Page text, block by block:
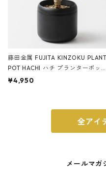
藤田金属 FUJITA KINZOKU PLANT
POT HACHI ハチ プランターポッ
ト 3号 ブラック
¥4,950
全アイ
メールマガ